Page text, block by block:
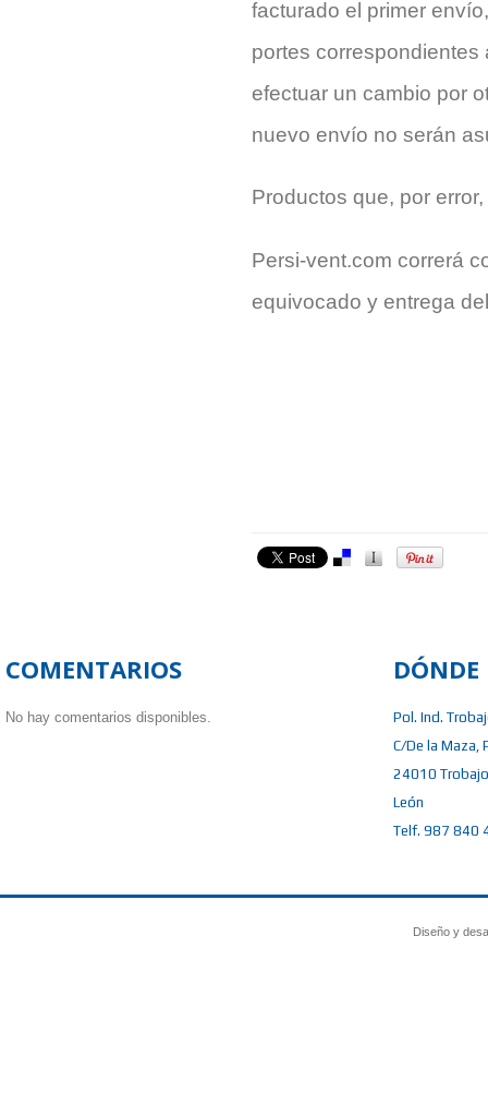
facturado el primer
portes
efectuar un cambio por
nuevo envío no serán
Productos que, por
Persi-vent.com correrá
equivocado y entrega
COMENTARIOS
No hay comentarios disponibles.
DÓNDE
Pol. Ind.
C/De la Maza,
24010
León
Telf. 987 840
Diseño y